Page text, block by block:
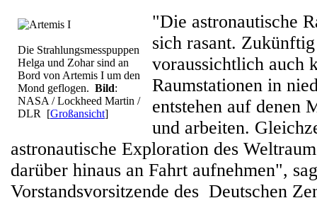
Die Strahlungsmesspuppen
Helga und Zohar sind an
Bord von Artemis I um den
Mond geflogen. Bild:
NASA / Lockheed Martin /
DLR [Großansicht]
"Die astronautische
sich rasant.
voraussichtlich auch
Raumstationen in
entstehen auf denen
und arbeiten.
astronautische Exploration des
darüber hinaus an Fahrt aufnehmen",
Vorstandsvorsitzende des Deutschen